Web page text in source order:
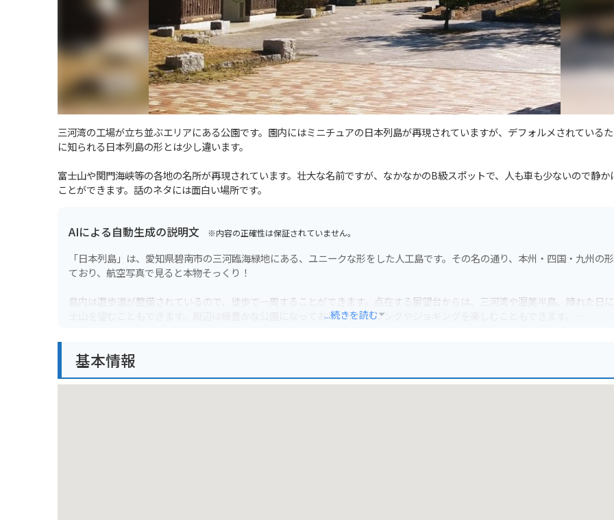
三河湾の工場が立ち並ぶエリアにある公園です。園内にはミニチュアの日本列島が再現されていますが、デフォルメされている
に知られる日本列島の形とは少し違います。
富士山や関門海峡等の各地の名所が再現されています。壮大な名前ですが、なかなかのB級スポットで、人も車も少ないので静か
ことができます。話のネタには面白い場所です。
AIによる自動生成の説明文 ※内容の正確性は保証されていません。
「日本列島」は、愛知県碧南市の三河臨海緑地にある、ユニークな形をした人工島です。その名の通り、本州・四国・九州の
ており、航空写真で見ると本物そっくり！
島内は遊歩道が整備されているので、徒歩で一周することができます。点在する展望台からは、三河湾や渥美半島、晴れた日
士山を望むこともできます。周辺は緑豊かな公園になっており、サイクリングやジョギングを楽しむこともできます。
す。
...続きを読む
基本情報